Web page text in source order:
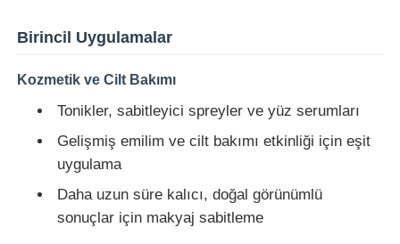
Birincil Uygulamalar
Kozmetik ve Cilt Bakımı
Tonikler, sabitleyici spreyler ve yüz serumları
Gelişmiş emilim ve cilt bakımı etkinliği için eşit
uygulama
Daha uzun süre kalıcı, doğal görünümlü
sonuçlar için makyaj sabitleme